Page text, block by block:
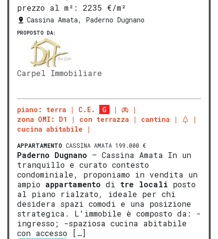
prezzo al m²:
2235 €/m²
Cassina Amata, Paderno Dugnano
PROPOSTO DA:
Carpel Immobiliare
piano: terra C.E.
G
zona OMI: D1
con terrazza
cantina
cucina abitabile
APPARTAMENTO CASSINA AMATA 199.000 €
Paderno Dugnano – Cassina Amata In un
tranquillo e curato contesto
condominiale, proponiamo in vendita un
ampio appartamento di tre locali posto
al piano rialzato, ideale per chi
desidera spazi comodi e una posizione
strategica. L'immobile è composto da: -
ingresso; -spaziosa cucina abitabile
con accesso […]